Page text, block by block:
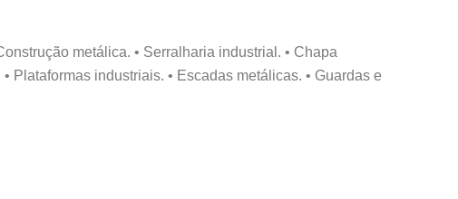
metálica. • Serralharia industrial. • Chapa
Plataformas industriais. • Escadas metálicas. • Guardas e